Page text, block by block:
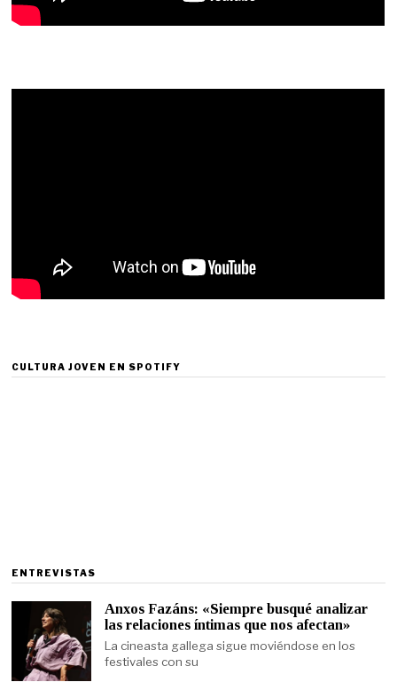
CULTURA JOVEN EN SPOTIFY
ENTREVISTAS
Anxos Fazáns: «Siempre busqué analizar
las relaciones íntimas que nos afectan»
La cineasta gallega sigue moviéndose en los
festivales con su